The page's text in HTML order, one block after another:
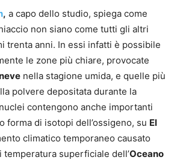
, a capo dello studio, spiega come
non siano come tutti gli altri
trenta anni. In essi infatti è possibile
le zone più chiare, provocate
nella stagione umida, e quelle più
polvere depositata durante la
contengono anche importanti
forma di isotopi dell’ossigeno, su El
climatico temporaneo causato
temperatura superficiale dell’Oceano